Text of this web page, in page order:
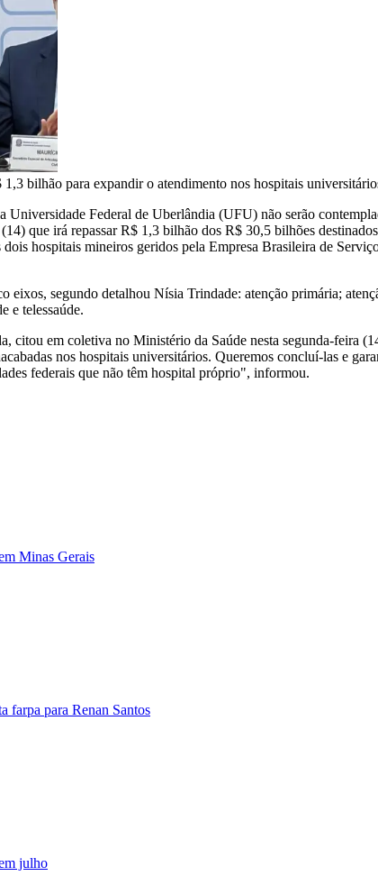
bilhão para expandir o atendimento nos hospitais
Federal de Uberlândia (UFU) não serão
que irá repassar R$ 1,3 bilhão dos R$ 30,5 bilhões
hospitais mineiros geridos pela Empresa Brasileira de
segundo detalhou Nísia Trindade: atenção primária;
e telessaúde.
em coletiva no Ministério da Saúde nesta segunda-feira
nos hospitais universitários. Queremos concluí-las e
federais que não têm hospital próprio", informou.
Minas Gerais
farpa para Renan Santos
julho